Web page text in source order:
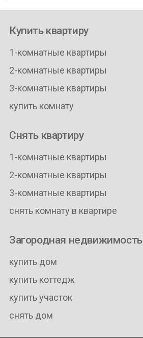
Купить квартиру
1-комнатные квартиры
2-комнатные квартиры
3-комнатные квартиры
купить комнату
Снять квартиру
1-комнатные квартиры
2-комнатные квартиры
3-комнатные квартиры
снять комнату в квартире
Загородная недвижимость
купить дом
купить коттедж
купить участок
снять дом